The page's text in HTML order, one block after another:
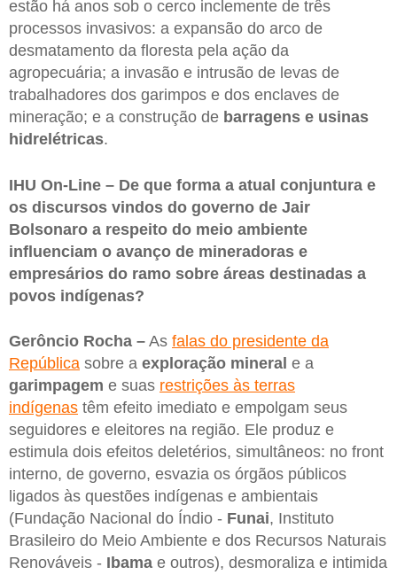
estão há anos sob o cerco inclemente de três
processos invasivos: a expansão do arco de
desmatamento da floresta pela ação da
agropecuária; a invasão e intrusão de levas de
trabalhadores dos garimpos e dos enclaves de
mineração; e a construção de barragens e usinas
hidrelétricas.
IHU On-Line – De que forma a atual conjuntura e
os discursos vindos do governo de Jair
Bolsonaro a respeito do meio ambiente
influenciam o avanço de mineradoras e
empresários do ramo sobre áreas destinadas a
povos indígenas?
Gerôncio Rocha – As falas do presidente da
República sobre a exploração mineral e a
garimpagem e suas restrições às terras
indígenas têm efeito imediato e empolgam seus
seguidores e eleitores na região. Ele produz e
estimula dois efeitos deletérios, simultâneos: no front
interno, de governo, esvazia os órgãos públicos
ligados às questões indígenas e ambientais
(Fundação Nacional do Índio - Funai, Instituto
Brasileiro do Meio Ambiente e dos Recursos Naturais
Renováveis - Ibama e outros), desmoraliza e intimida